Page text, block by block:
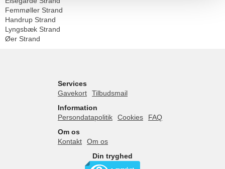
Femmøller Strand
Handrup Strand
Lyngsbæk Strand
Øer Strand
Services
Gavekort
Tilbudsmail
Information
Persondatapolitik
Cookies
FAQ
Om os
Kontakt
Om os
Din tryghed